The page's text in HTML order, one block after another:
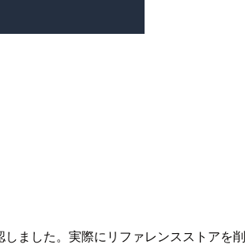
ました。実際にリファレンスストアを削